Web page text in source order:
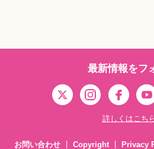
最新情報をフ
詳しくはこち
お問い合わせ Copyright Privacy